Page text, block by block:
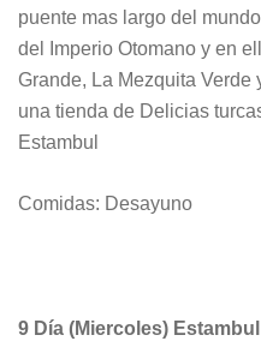
puente mas largo del
del Imperio Otomano y en
Grande, La Mezquita Verde
una tienda de Delicias
Estambul
Comidas: Desayuno
9 Día (Miercoles) Estambul